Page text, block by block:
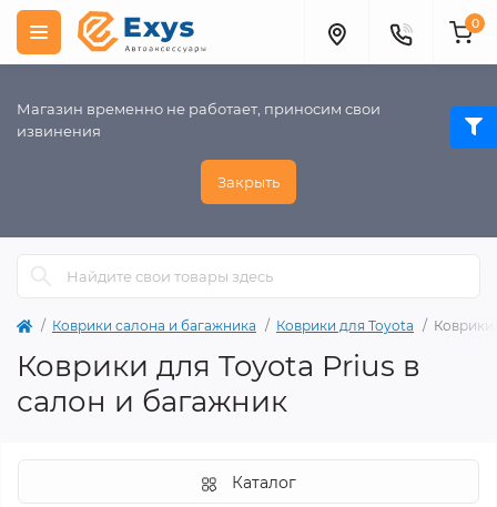
Магазин временно не работает, приносим свои
извинения
Закрыть
0
Коврики салона и багажника Коврики для Toyota Коврики
Коврики для Toyota Prius в
салон и багажник
Каталог